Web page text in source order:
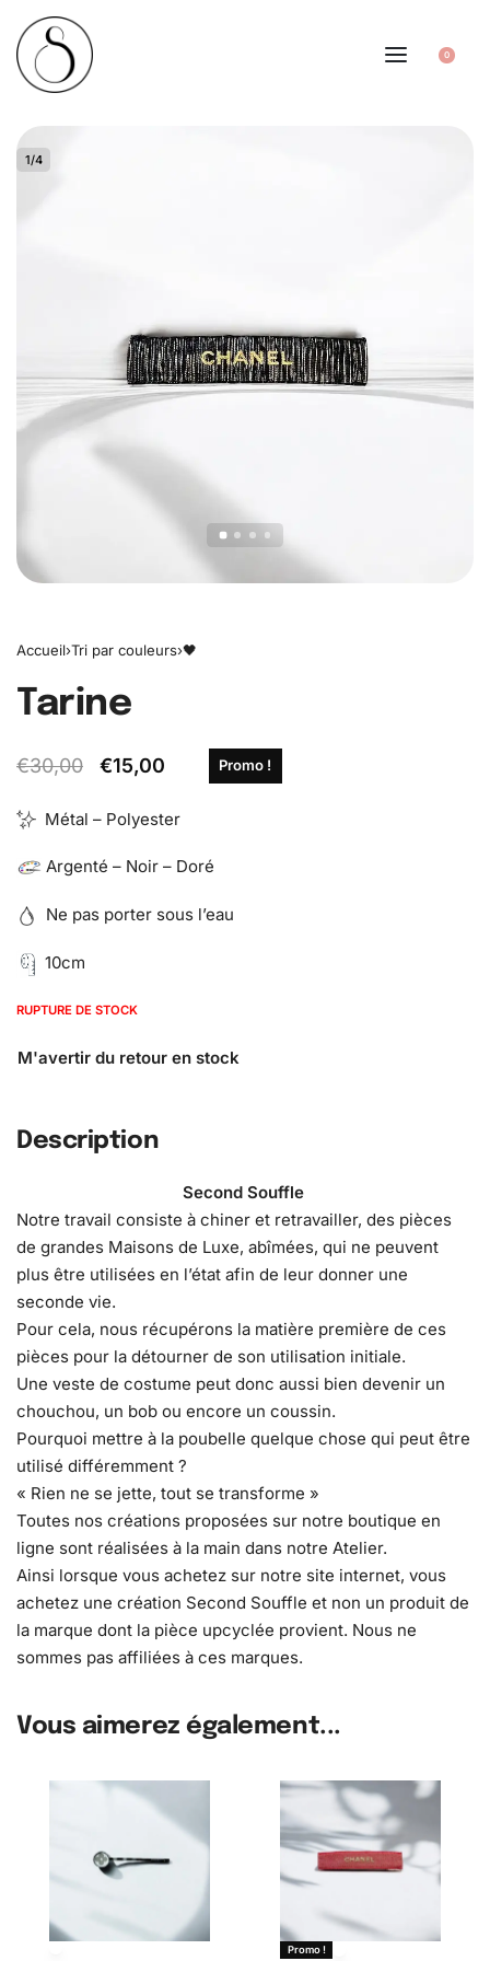
0
1/4
Accueil›Tri par couleurs›🖤
Tarine
€30,00 €15,00 Promo !
Métal – Polyester
Argenté – Noir – Doré
Ne pas porter sous l’eau
10cm
RUPTURE DE STOCK
Description
Second Souffle
Notre travail consiste à chiner et retravailler, des pièces
de grandes Maisons de Luxe, abîmées, qui ne peuvent
plus être utilisées en l’état afin de leur donner une
seconde vie.
Pour cela, nous récupérons la matière première de ces
pièces pour la détourner de son utilisation initiale.
Une veste de costume peut donc aussi bien devenir un
chouchou, un bob ou encore un coussin.
Pourquoi mettre à la poubelle quelque chose qui peut être
utilisé différemment ?
« Rien ne se jette, tout se transforme »
Toutes nos créations proposées sur notre boutique en
ligne sont réalisées à la main dans notre Atelier.
Ainsi lorsque vous achetez sur notre site internet, vous
achetez une création Second Souffle et non un produit de
la marque dont la pièce upcyclée provient. Nous ne
sommes pas affiliées à ces marques.
Vous aimerez également...
Promo !